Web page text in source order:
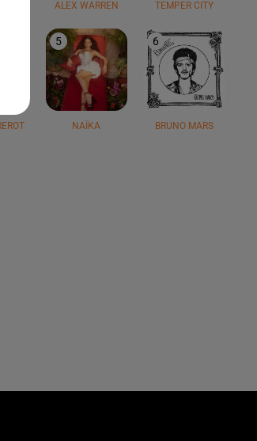
ALEX WARREN TEMPER CITY
5
NAÏKA
6
BRUNO MARS